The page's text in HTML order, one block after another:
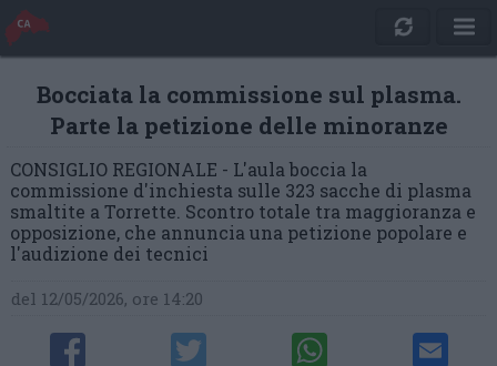
Bocciata la commissione sul plasma.
Parte la petizione delle minoranze
CONSIGLIO REGIONALE - L'aula boccia la
commissione d'inchiesta sulle 323 sacche di plasma
smaltite a Torrette. Scontro totale tra maggioranza e
opposizione, che annuncia una petizione popolare e
l'audizione dei tecnici
del 12/05/2026, ore 14:20